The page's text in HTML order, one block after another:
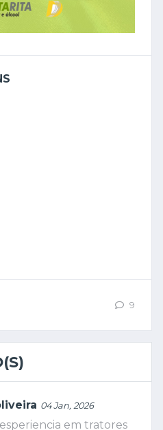
9
04 Jan, 2026
em tratores